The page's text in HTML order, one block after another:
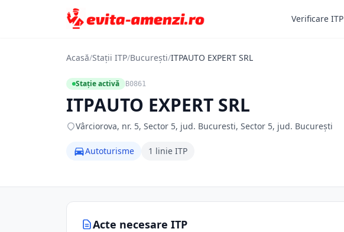
Verificare ITP
Acasă/Stații ITP/București/ITPAUTO EXPERT SRL
Stație activă B0861
ITPAUTO EXPERT SRL
Vârciorova, nr. 5, Sector 5, jud. Bucuresti, Sector 5, jud. București
Autoturisme 1 linie ITP
Acte necesare ITP